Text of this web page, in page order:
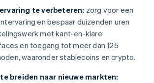
te verbeteren: zorg voor een
en bespaar duizenden uren
met kant-en-klare
en toegang tot meer dan 125
waaronder stablecoins en crypto.
breiden naar nieuwe markten: